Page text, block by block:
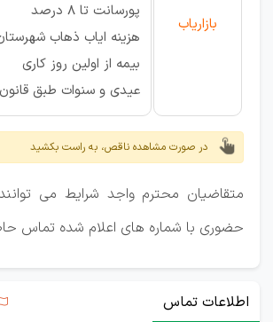
بازاریاب
پورسانت تا 8 درصد
هزینه ایاب ذهاب
بیمه از اولین روز کاری
عیدی و سنوات طبق قانون
در صورت مشاهده ناقص، به راست بکشید
متقاضیان محترم واجد شرایط می
حضوری با شماره های اعلام شده تماس
اطلاعات تماس